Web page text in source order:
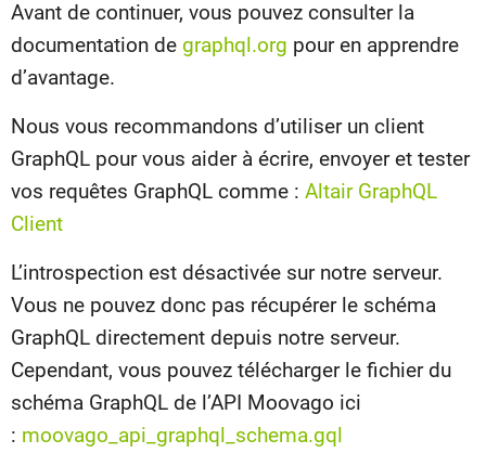
Avant de continuer, vous pouvez consulter la
documentation de graphql.org pour en apprendre
d’avantage.
Nous vous recommandons d’utiliser un client
GraphQL pour vous aider à écrire, envoyer et tester
vos requêtes GraphQL comme : Altair GraphQL
Client
L’introspection est désactivée sur notre serveur.
Vous ne pouvez donc pas récupérer le schéma
GraphQL directement depuis notre serveur.
Cependant, vous pouvez télécharger le fichier du
schéma GraphQL de l’API Moovago ici
: moovago_api_graphql_schema.gql